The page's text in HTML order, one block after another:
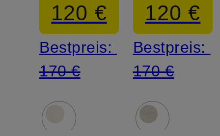
120 €
Bestpreis:
170 €
120 €
Bestpreis:
170 €